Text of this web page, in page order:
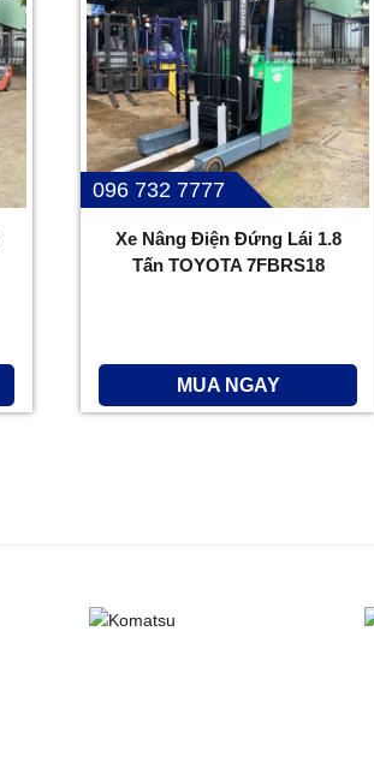
096 732 7777
Xe Nâng Điện Đứng Lái 1.8
Tấn TOYOTA 7FBRS18
MUA NGAY